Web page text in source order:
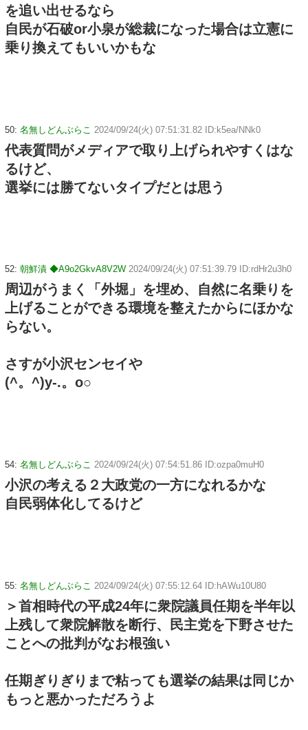
を追い出せるなら
自民が石破or小泉が総裁になった場合は立憲に
乗り換えてもいいかもな
50: 名無しどんぶらこ 2024/09/24(火) 07:51:31.82 ID:k5ea/NNk0
代表質問がメディアで取り上げられやすくはな
るけど、
選挙には勝てないタイプだとは思う
52: 朝鮮漬 ◆A9o2GkvA8V2W 2024/09/24(火) 07:51:39.79 ID:rdHr2u3h0
周辺がうまく「外堀」を埋め、自然に名乗りを
上げることができる環境を整えたからにほかな
らない。
さすが小沢センセイや
(^。^)y-.。o○
54: 名無しどんぶらこ 2024/09/24(火) 07:54:51.86 ID:ozpa0muH0
小沢の考える２大政党の一方になれるかな
自民弱体化してるけど
55: 名無しどんぶらこ 2024/09/24(火) 07:55:12.64 ID:hAWu10U80
＞首相時代の平成24年に衆院議員任期を半年以
上残して衆院解散を断行、民主党を下野させた
ことへの批判がなお根強い
任期ぎりぎりまで粘っても選挙の結果は同じか
もっと悪かっただろうよ